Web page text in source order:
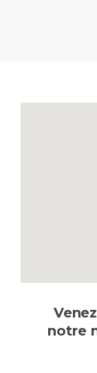
notre